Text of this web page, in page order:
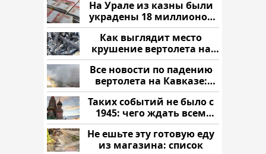
На Урале из казны были
украдены 18 миллионов
рублей
Как выглядит место
крушение вертолета на
Кавказе: смотреть
Все новости по падению
вертолета на Кавказе:
читать здесь
Таких событий не было с
1945: чего ждать всем
нам?
Не ешьте эту готовую еду
из магазина: список